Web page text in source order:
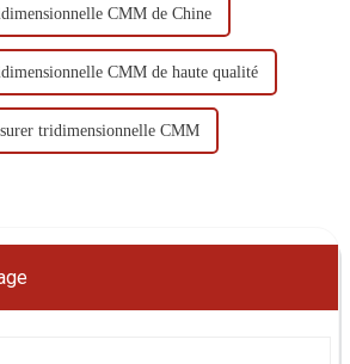
CMM de Chine
CMM de haute qualité
tridimensionnelle CMM